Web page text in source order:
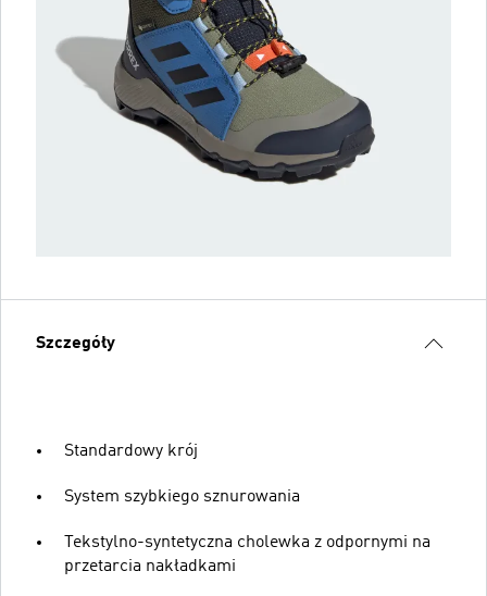
Szczegóły
Standardowy krój
System szybkiego sznurowania
Tekstylno-syntetyczna cholewka z odpornymi na
przetarcia nakładkami